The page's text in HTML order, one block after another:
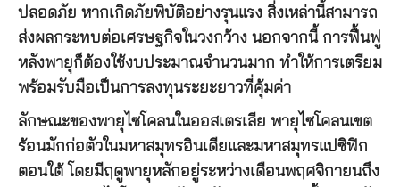
ปลอดภัย หากเกิดภัยพิบัติอย่างรุนแรง สิ่งเหล่านี้สามารถ
ส่งผลกระทบต่อเศรษฐกิจในวงกว้าง นอกจากนี้ การฟื้นฟู
หลังพายุก็ต้องใช้งบประมาณจำนวนมาก ทำให้การเตรียม
พร้อมรับมือเป็นการลงทุนระยะยาวที่คุ้มค่า
ลักษณะของพายุไซโคลนในออสเตรเลีย พายุไซโคลนเขต
ร้อนมักก่อตัวในมหาสมุทรอินเดียและมหาสมุทรแปซิฟิก
ตอนใต้ โดยมีฤดูพายุหลักอยู่ระหว่างเดือนพฤศจิกายนถึง